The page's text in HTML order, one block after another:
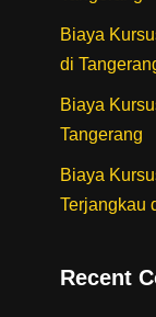
Biaya
di
Biaya
Tangerang
Biaya
Terjangkau
Recent